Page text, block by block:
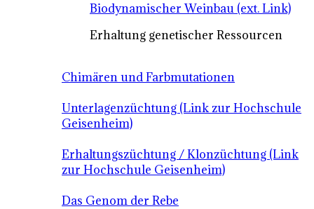
Biodynamischer Weinbau (ext. Link)
Erhaltung genetischer Ressourcen
Chimären und Farbmutationen
Unterlagenzüchtung (Link zur Hochschule
Geisenheim)
Erhaltungszüchtung / Klonzüchtung (Link
zur Hochschule Geisenheim)
Das Genom der Rebe